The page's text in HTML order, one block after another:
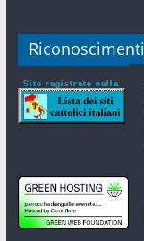
Riconoscimenti